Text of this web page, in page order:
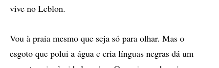
vive no Leblon.
Vou à praia mesmo que seja só para olhar. Mas o
esgoto que polui a água e cria línguas negras dá um